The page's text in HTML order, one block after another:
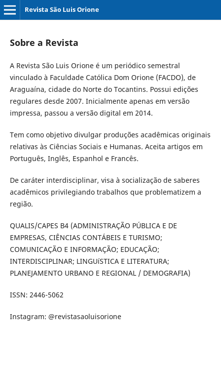
Revista São Luis Orione
Sobre a Revista
A Revista São Luis Orione é um periódico semestral
vinculado à Faculdade Católica Dom Orione (FACDO), de
Araguaína, cidade do Norte do Tocantins. Possui edições
regulares desde 2007. Inicialmente apenas em versão
impressa, passou a versão digital em 2014.
Tem como objetivo divulgar produções acadêmicas originais
relativas às Ciências Sociais e Humanas. Aceita artigos em
Português, Inglês, Espanhol e Francês.
De caráter interdisciplinar, visa à socialização de saberes
acadêmicos privilegiando trabalhos que problematizem a
região.
QUALIS/CAPES B4 (ADMINISTRAÇÃO PÚBLICA E DE
EMPRESAS, CIÊNCIAS CONTÁBEIS E TURISMO;
COMUNICAÇÃO E INFORMAÇÃO; EDUCAÇÃO;
INTERDISCIPLINAR; LINGUíSTICA E LITERATURA;
PLANEJAMENTO URBANO E REGIONAL / DEMOGRAFIA)
ISSN: 2446-5062
Instagram: @revistasaoluisorione